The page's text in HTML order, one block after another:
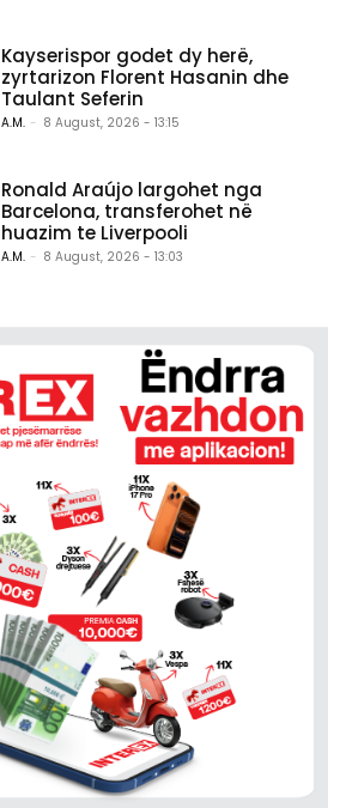
Kayserispor godet dy herë,
zyrtarizon Florent Hasanin dhe
Taulant Seferin
A.M. - 8 August, 2026 - 13:15
Ronald Araújo largohet nga
Barcelona, transferohet në
huazim te Liverpooli
A.M. - 8 August, 2026 - 13:03